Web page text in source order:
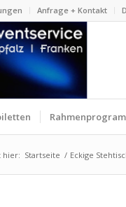
Anfrage + Kontakt
hier: Startseite / Eckige